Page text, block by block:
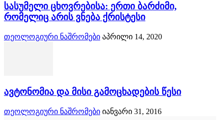
სასუმელი ცხოვრებისა: ერთი ბარძიმი,
რომელიც არის ვნება ქრისტესი
თეოლოგიური ნაშრომები აპრილი 14, 2020
ავტონომია და მისი გამოცხადების წესი
თეოლოგიური ნაშრომები იანვარი 31, 2016